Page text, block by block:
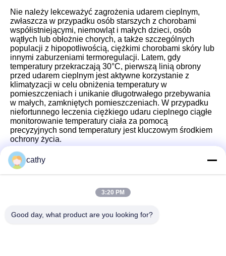
Nie należy lekceważyć zagrożenia udarem cieplnym,
zwłaszcza w przypadku osób starszych z chorobami
współistniejącymi, niemowląt i małych dzieci, osób
wątłych lub obłożnie chorych, a także szczególnych
populacji z hipopotliwością, ciężkimi chorobami skóry lub
innymi zaburzeniami termoregulacji. Latem, gdy
temperatury przekraczają 30°C, pierwszą linią obrony
przed udarem cieplnym jest aktywne korzystanie z
klimatyzacji w celu obniżenia temperatury w
pomieszczeniach i unikanie długotrwałego przebywania
w małych, zamkniętych pomieszczeniach. W przypadku
niefortunnego leczenia ciężkiego udaru cieplnego ciągłe
monitorowanie temperatury ciała za pomocą
precyzyjnych sond temperatury jest kluczowym środkiem
ochrony życia.
Adres
cathy
3:20 PM
Good day, what product are you looking for?